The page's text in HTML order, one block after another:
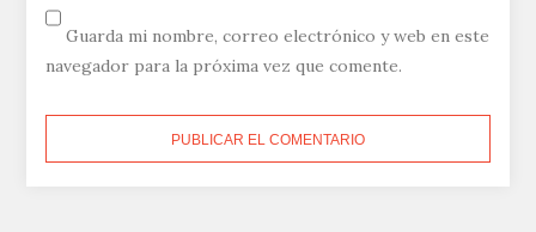
Guarda mi nombre, correo electrónico y web en este
navegador para la próxima vez que comente.